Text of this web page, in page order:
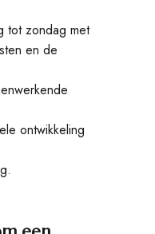
tot zondag met
en de
ontwikkeling